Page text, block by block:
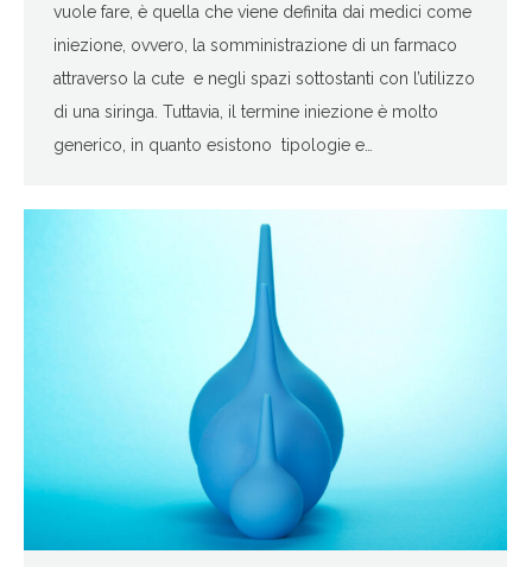
vuole fare, è quella che viene definita dai medici come
iniezione, ovvero, la somministrazione di un farmaco
attraverso la cute e negli spazi sottostanti con l’utilizzo
di una siringa. Tuttavia, il termine iniezione è molto
generico, in quanto esistono tipologie e…